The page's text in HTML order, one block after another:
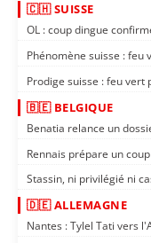
🇨🇭 SUISSE
OL : coup dingue
Phénomène suisse : feu
Prodige suisse : feu vert
🇧🇪 BELGIQUE
Benatia relance un
Rennais prépare un
Stassin, ni privilégié ni
🇩🇪 ALLEMAGNE
Nantes : Tylel Tati vers